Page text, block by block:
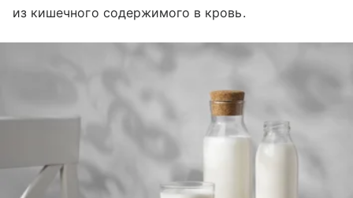
из кишечного содержимого в кровь.